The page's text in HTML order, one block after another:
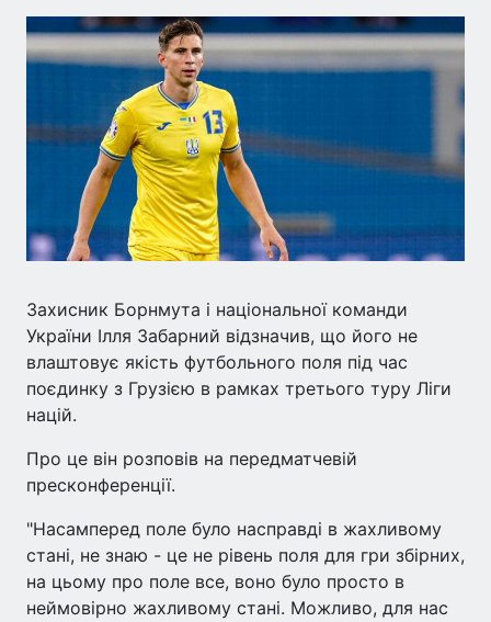
Захисник Борнмута і національної команди
України Ілля Забарний відзначив, що його не
влаштовує якість футбольного поля під час
поєдинку з Грузією в рамках третього туру Ліги
націй.
Про це він розповів на передматчевій
пресконференції.
"Насамперед поле було насправді в жахливому
стані, не знаю - це не рівень поля для гри збірних,
на цьому про поле все, воно було просто в
неймовірно жахливому стані. Можливо, для нас